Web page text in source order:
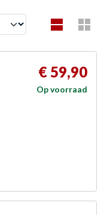
€ 59,90
Op voorraad